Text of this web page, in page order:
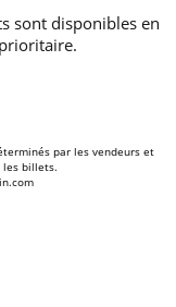
sont disponibles en
par les vendeurs et
les billets.